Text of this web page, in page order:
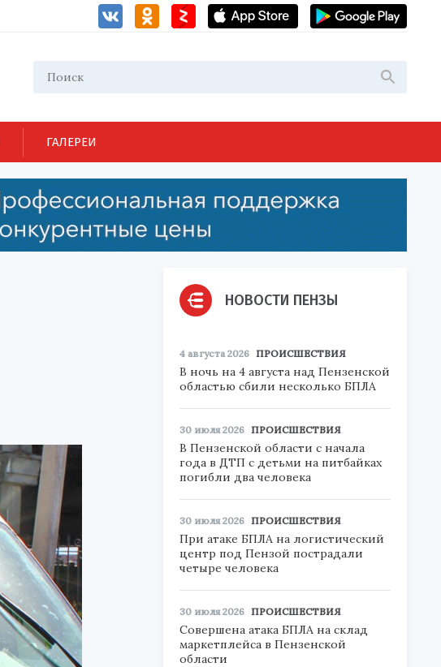
ГАЛЕРЕИ
НОВОСТИ ПЕНЗЫ
4 августа 2026 ПРОИСШЕСТВИЯ
В ночь на 4 августа над Пензенской
областью сбили несколько БПЛА
30 июля 2026 ПРОИСШЕСТВИЯ
В Пензенской области с начала
года в ДТП с детьми на питбайках
погибли два человека
30 июля 2026 ПРОИСШЕСТВИЯ
При атаке БПЛА на логистический
центр под Пензой пострадали
четыре человека
30 июля 2026 ПРОИСШЕСТВИЯ
Совершена атака БПЛА на склад
маркетплейса в Пензенской
области